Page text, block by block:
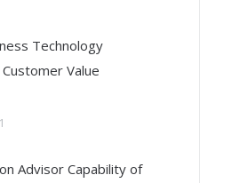
Technology
Value
Advisor Capability of